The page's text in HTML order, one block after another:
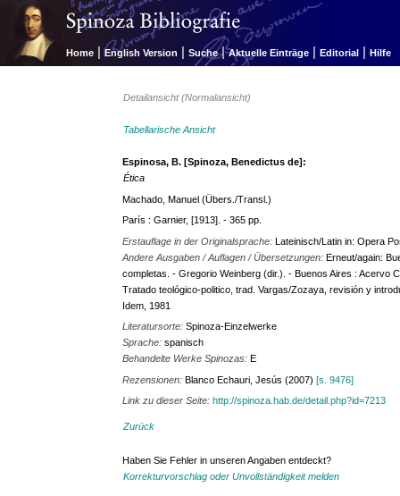
Home | English Version | Suche | Aktuelle Einträge | Editorial | Hilfe
Detailansicht (Normalansicht)
Tabellarische Ansicht
Espinosa, B. [Spinoza, Benedictus de]:
Ética
Machado, Manuel (Übers./Transl.)
París : Garnier, [1913]. - 365 pp.
Erstauflage in der Originalsprache:Lateinisch/Latin in: Opera
Andere Ausgaben / Auflagen / Übersetzungen:Erneut/again:
completas. - Gregorio Weinberg (dir.). - Buenos Aires : Acervo
Tratado teológico-politico, trad. Vargas/Zozaya, revisión y
Idem, 1981
Literatursorte:Spinoza-Einzelwerke
Sprache:spanisch
Behandelte Werke Spinozas:E
Rezensionen:Blanco Echauri, Jesús (2007)[s. 9476]
Link zu dieser Seite:http://spinoza.hab.de/detail.php?id=7213
Zurück
Haben Sie Fehler in unseren Angaben entdeckt?
Korrekturvorschlag oder Unvollständigkeit melden